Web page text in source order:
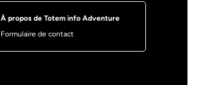
À propos de Totem info Adventure
Formulaire de contact